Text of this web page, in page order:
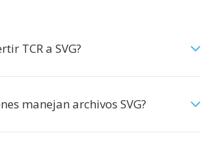
TCR a SVG?
manejan archivos SVG?